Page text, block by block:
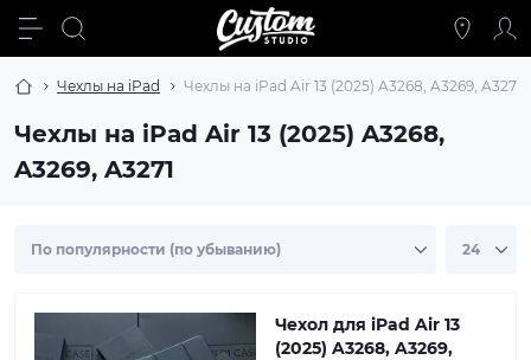
Чехлы на iPad Чехлы на iPad Air 13 (2025) A3268, A3269, A3271
Чехлы на iPad Air 13 (2025) A3268,
A3269, A3271
Чехол для iPad Air 13
(2025) A3268, A3269,